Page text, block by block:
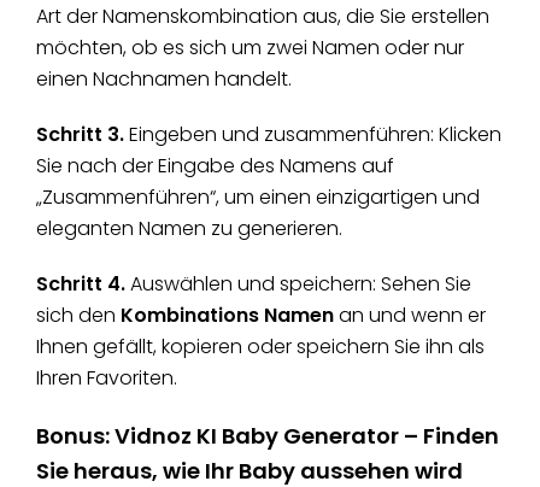
Art der Namenskombination aus, die Sie erstellen
möchten, ob es sich um zwei Namen oder nur
einen Nachnamen handelt.
Schritt 3.Eingeben und zusammenführen: Klicken
Sie nach der Eingabe des Namens auf
„Zusammenführen“, um einen einzigartigen und
eleganten Namen zu generieren.
Schritt 4.Auswählen und speichern: Sehen Sie
sich den Kombinations Namenan und wenn er
Ihnen gefällt, kopieren oder speichern Sie ihn als
Ihren Favoriten.
Bonus: Vidnoz KI Baby Generator – Finden
Sie heraus, wie Ihr Baby aussehen wird